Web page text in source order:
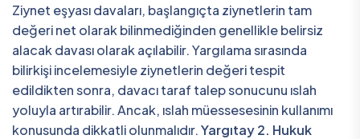
Ziynet eşyası davaları, başlangıçta ziynetlerin tam
değeri net olarak bilinmediğinden genellikle belirsiz
alacak davası olarak açılabilir. Yargılama sırasında
bilirkişi incelemesiyle ziynetlerin değeri tespit
edildikten sonra, davacı taraf talep sonucunu ıslah
yoluyla artırabilir. Ancak, ıslah müessesesinin kullanımı
konusunda dikkatli olunmalıdır.Yargıtay 2. Hukuk